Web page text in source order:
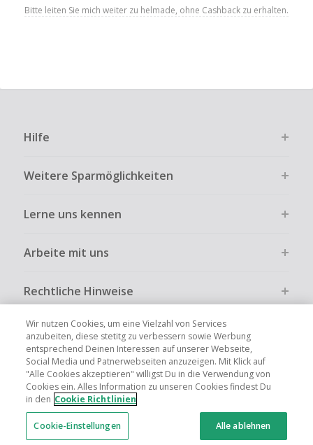
Bitte leiten Sie mich weiter zu helmade, ohne Cashback zu erhalten.
Hilfe
Weitere Sparmöglichkeiten
Lerne uns kennen
Arbeite mit uns
Rechtliche Hinweise
Globale Websites UK US CN JP FR AU IT
Wir nutzen Cookies, um eine Vielzahl von Services
anzubeiten, diese stetitg zu verbessern sowie Werbung
entsprechend Deinen Interessen auf unserer Webseite,
Social Media und Patnerwebseiten anzuzeigen. Mit Klick auf
"Alle Cookies akzeptieren" willigst Du in die Verwendung von
Cookies ein. Alles Information zu unseren Cookies findest Du
in den Cookie Richtlinien
Cookie-Einstellungen Alle ablehnen